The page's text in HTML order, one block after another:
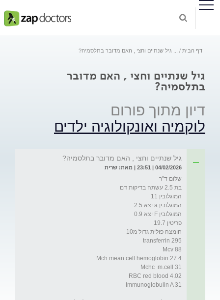
דף הבית גיל שנתיים וחצי , האם מדובר בתלסמיה?
גיל שנתיים וחצי , האם מדובר
בתלסמיה?
דיון מתוך פורום
לוקמיה ואונקולוגיה ילדים
גיל שנתיים וחצי , האם מדובר בתלסמיה?
04/02/2026 | 23:51 | מאת: שרית